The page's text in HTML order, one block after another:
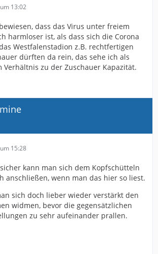
13:02
dass das Virus unter freiem
harmloser ist, als dass sich die Corona
Westfalenstadion z.B. rechtfertigen
dürften da rein, das sehe ich als
Verhältnis zu der Zuschauer Kapazität.
15:28
kann man sich dem Kopfschütteln
anschließen, wenn man das hier so liest.
sich doch lieber wieder verstärkt den
widmen, bevor die gegensätzlichen
zu sehr aufeinander prallen.